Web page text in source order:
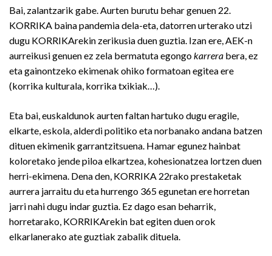
Bai, zalantzarik gabe. Aurten burutu behar genuen 22.
KORRIKA baina pandemia dela-eta, datorren urterako utzi
dugu KORRIKArekin zerikusia duen guztia. Izan ere, AEK-n
aurreikusi genuen ez zela bermatuta egongokarrera bera, ez
eta gainontzeko ekimenak ohiko formatoan egitea ere
(korrika kulturala, korrika txikiak…).
Eta bai, euskaldunok aurten faltan hartuko dugu eragile,
elkarte, eskola, alderdi politiko eta norbanako andana batzen
dituen ekimenik garrantzitsuena. Hamar egunez hainbat
koloretako jende piloa elkartzea, kohesionatzea lortzen duen
herri-ekimena. Dena den, KORRIKA 22rako prestaketak
aurrera jarraitu du eta hurrengo 365 egunetan ere horretan
jarri nahi dugu indar guztia. Ez dago esan beharrik,
horretarako, KORRIKArekin bat egiten duen orok
elkarlanerako ate guztiak zabalik dituela.